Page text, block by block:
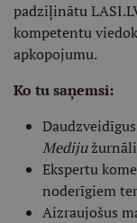
padziļinātu
kompetentu
apkopojumu.
Ko tu saņemsi:
Mediju
Ekspertu
noderīgiem
Aizraujošus